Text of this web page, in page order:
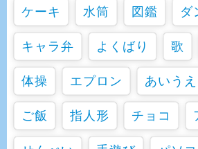
ケーキ 水筒 図鑑 ダ
キャラ弁 よくばり 歌
体操 エプロン あいう
ご飯 指人形 チョコ